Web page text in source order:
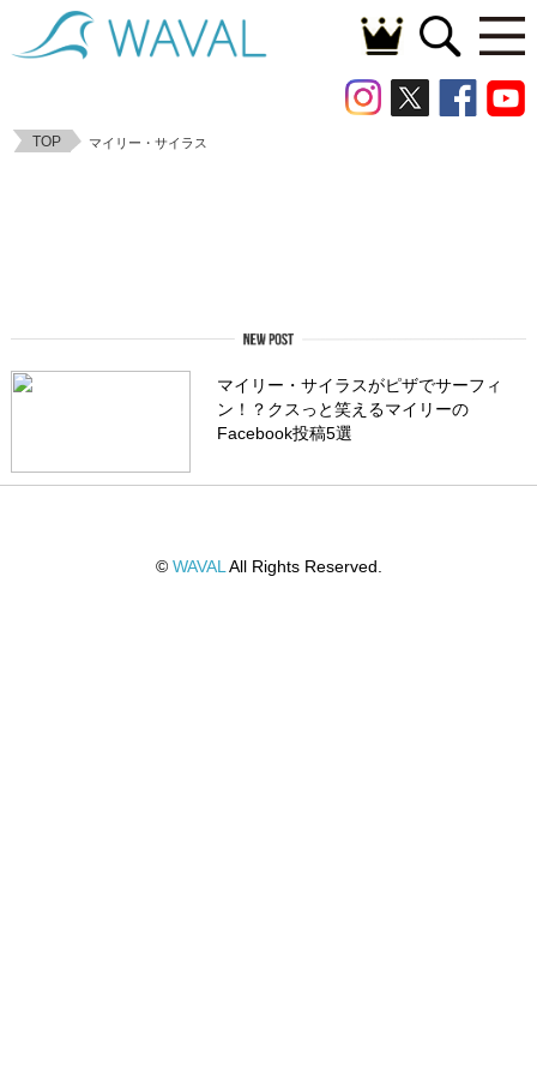
TOP マイリー・サイラス
マイリー・サイラスがピザでサーフィ
ン！？クスっと笑えるマイリーの
Facebook投稿5選
© WAVAL All Rights Reserved.